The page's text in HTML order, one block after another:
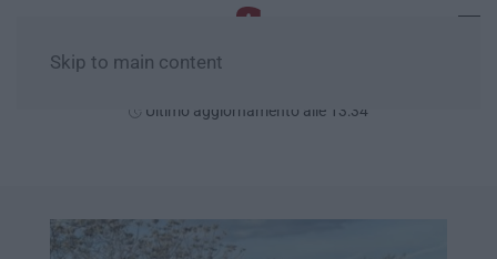
Skip to main content
Ultimo aggiornamento alle 13:34